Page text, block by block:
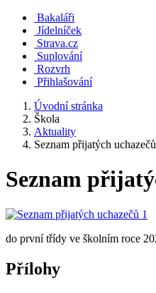
Bakaláři
Jídelníček
Strava.cz
Suplování
Rozvrh
Přihlašování
Úvodní stránka
Škola
Aktuality
Seznam přijatých uchazečů
Seznam
do první třídy ve školním roce
Přílohy